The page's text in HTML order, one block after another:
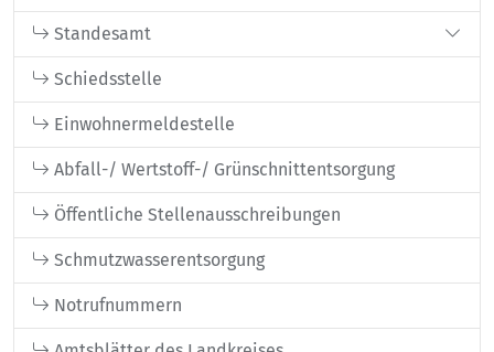
Standesamt
Schiedsstelle
Einwohnermeldestelle
Abfall-/ Wertstoff-/ Grünschnittentsorgung
Öffentliche Stellenausschreibungen
Schmutzwasserentsorgung
Notrufnummern